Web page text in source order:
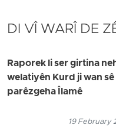
DI VÎ WARÎ DE
Raporek li ser girtina
welatiyên Kurd ji wan
parêzgeha Îlamê
19 February